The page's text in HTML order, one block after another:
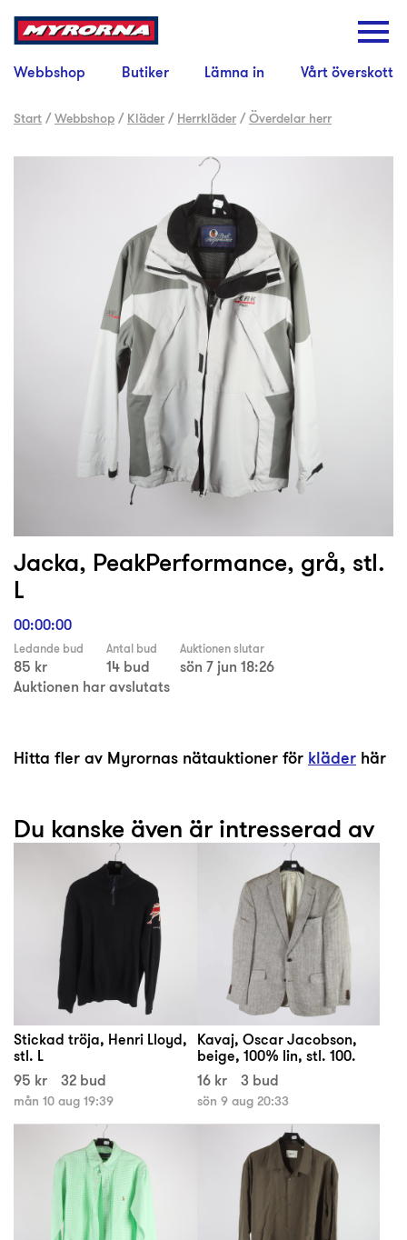
Webbshop Butiker Lämna in Vårt överskott
Start /Webbshop / Kläder / Herrkläder /Överdelar herr
Jacka, PeakPerformance, grå, stl.
L
00:00:00
Ledande bud
85 kr
Antal bud
14 bud
Auktionen slutar
sön 7 jun 18:26
Auktionen har avslutats
Hitta fler av Myrornas nätauktioner för kläder här
Du kanske även är intresserad av
Stickad tröja, Henri Lloyd,
stl. L
95 kr
32 bud
mån 10 aug 19:39
Kavaj, Oscar Jacobson,
beige, 100% lin, stl. 100.
16 kr
3 bud
sön 9 aug 20:33